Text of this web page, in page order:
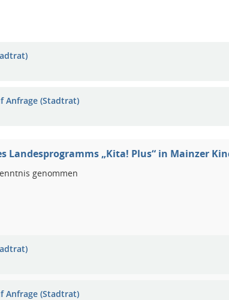
Anfrage (Stadtrat)
Landesprogramms „Kita! Plus“ in Mainzer
genommen
Anfrage (Stadtrat)